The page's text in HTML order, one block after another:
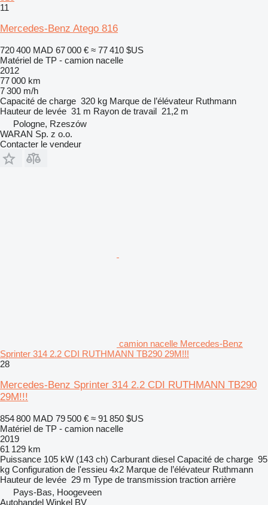
11
Mercedes-Benz Atego 816
720 400 MAD 67 000 € ≈ 77 410 $US
Matériel de TP - camion nacelle
2012
77 000 km
7 300 m/h
Capacité de charge 320 kg Marque de l’élévateur Ruthmann
Hauteur de levée 31 m Rayon de travail 21,2 m
Pologne, Rzeszów
WARAN Sp. z o.o.
Contacter le vendeur
camion nacelle Mercedes-Benz
Sprinter 314 2.2 CDI RUTHMANN TB290 29M!!!
28
Mercedes-Benz Sprinter 314 2.2 CDI RUTHMANN TB290
29M!!!
854 800 MAD 79 500 € ≈ 91 850 $US
Matériel de TP - camion nacelle
2019
61 129 km
Puissance 105 kW (143 ch) Carburant diesel Capacité de charge 95
kg Configuration de l'essieu 4x2 Marque de l’élévateur Ruthmann
Hauteur de levée 29 m Type de transmission traction arrière
Pays-Bas, Hoogeveen
Autohandel Winkel BV